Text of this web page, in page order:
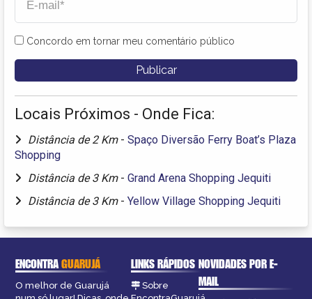
Concordo em tornar meu comentário público
Locais Próximos - Onde Fica:
Distância de 2 Km - Spaço Diversão Ferry Boat’s Plaza
Shopping
Distância de 3 Km - Grand Arena Shopping Jequiti
Distância de 3 Km - Yellow Village Shopping Jequiti
ENCONTRAGUARUJÁ
O melhor de Guarujá
LINKS RÁPIDOS
Sobre
NOVIDADES POR E-
MAIL